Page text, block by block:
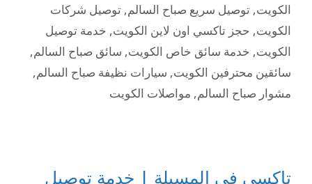
الكويت, توصيل سريع صباح السالم, توصيل شركات
الكويت, حجز تاكسي اون لاين الكويت, خدمة توصيل
الكويت, خدمة سائق خاص الكويت, سائق صباح السالم,
سائقين محترفين الكويت, سيارات نظيفة صباح السالم,
مشوار صباح السالم, مواصلات الكويت
تاكسي في المسيلة | خدمة توصيل